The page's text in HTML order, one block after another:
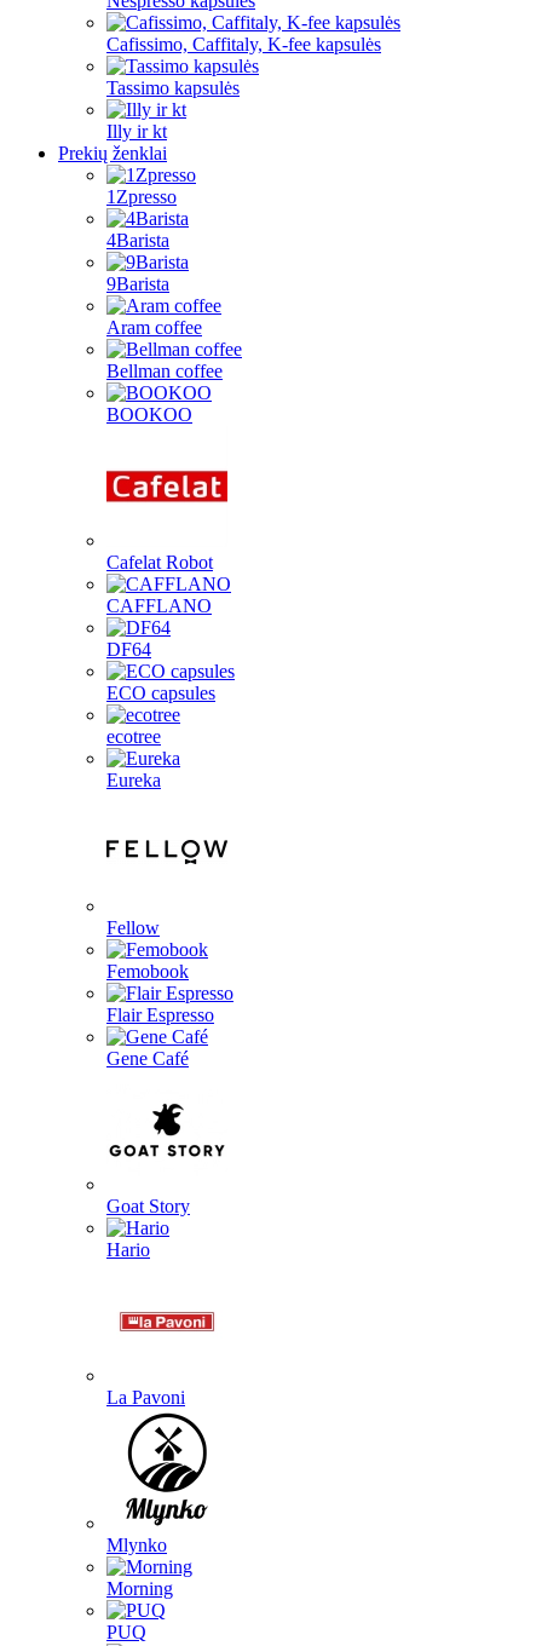
Cafissimo, Caffitaly, K-fee kapsulės
Tassimo kapsulės
Illy ir kt
Prekių ženklai
1Zpresso
4Barista
9Barista
Aram coffee
Bellman coffee
BOOKOO
Cafelat Robot
CAFFLANO
DF64
ECO capsules
ecotree
Eureka
Fellow
Femobook
Flair Espresso
Gene Café
Goat Story
Hario
La Pavoni
Mlynko
Morning
PUQ